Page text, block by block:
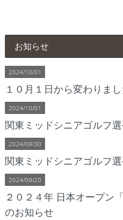
お知らせ
2024/10/01
１０月１日から変わりま
2024/10/01
関東ミッドシニアゴルフ
2024/09/30
関東ミッドシニアゴルフ
2024/09/20
２０２４年 日本オープン
のお知らせ